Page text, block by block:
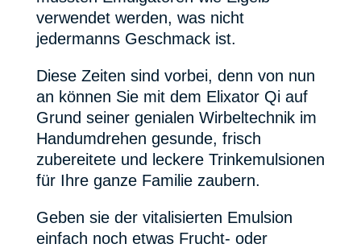
verwendet werden, was nicht
jedermanns Geschmack ist.
Diese Zeiten sind vorbei, denn von nun
an können Sie mit dem Elixator Qi auf
Grund seiner genialen Wirbeltechnik im
Handumdrehen gesunde, frisch
zubereitete und leckere Trinkemulsionen
für Ihre ganze Familie zaubern.
Geben sie der vitalisierten Emulsion
einfach noch etwas Frucht- oder